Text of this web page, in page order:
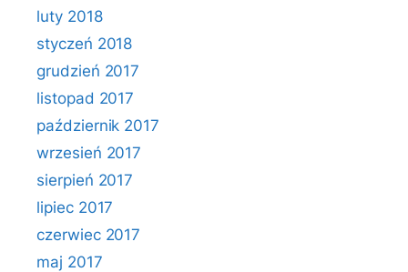
luty 2018
styczeń 2018
grudzień 2017
listopad 2017
październik 2017
wrzesień 2017
sierpień 2017
lipiec 2017
czerwiec 2017
maj 2017